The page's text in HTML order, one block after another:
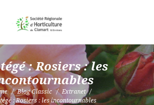
: Rosiers : les
Blog Classic
Extranet
: Rosiers : les incontournables